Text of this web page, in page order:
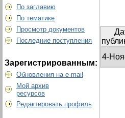
По заглавию
По тематике
Просмотр документов
Последние поступления
Зарегистрированным:
Обновления на e-mail
Мой архив
ресурсов
Редактировать профиль
4-